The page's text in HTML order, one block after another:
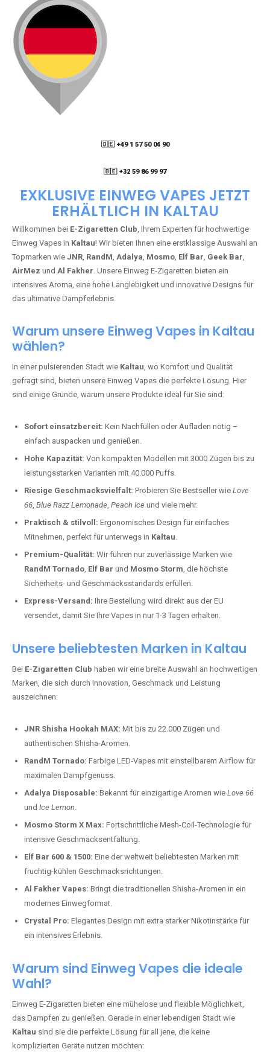
🇩🇪 +49 1 57 50 04 90
🇧🇪 +32 59 86 99 97
EXKLUSIVE EINWEG VAPES JETZT
ERHÄLTLICH IN KALTAU
Willkommen bei E-Zigaretten Club, Ihrem Experten für hochwertige
Einweg Vapes in Kaltau! Wir bieten Ihnen eine erstklassige Auswahl an
Topmarken wie JNR, RandM, Adalya, Mosmo, Elf Bar, Geek Bar,
AirMez und Al Fakher. Unsere Einweg E-Zigaretten bieten ein
intensives Aroma, eine hohe Langlebigkeit und innovative Designs für
das ultimative Dampferlebnis.
Warum unsere Einweg Vapes in Kaltau
wählen?
In einer pulsierenden Stadt wie Kaltau, wo Komfort und Qualität
gefragt sind, bieten unsere Einweg Vapes die perfekte Lösung. Hier
sind einige Gründe, warum unsere Produkte ideal für Sie sind:
Sofort einsatzbereit: Kein Nachfüllen oder Aufladen nötig –
einfach auspacken und genießen.
Hohe Kapazität: Von kompakten Modellen mit 3000 Zügen bis zu
leistungsstarken Varianten mit 40.000 Puffs.
Riesige Geschmacksvielfalt: Probieren Sie Bestseller wie Love
66, Blue Razz Lemonade, Peach Ice und viele mehr.
Praktisch & stilvoll: Ergonomisches Design für einfaches
Mitnehmen, perfekt für unterwegs in Kaltau.
Premium-Qualität: Wir führen nur zuverlässige Marken wie
RandM Tornado, Elf Bar und Mosmo Storm, die höchste
Sicherheits- und Geschmacksstandards erfüllen.
Express-Versand: Ihre Bestellung wird direkt aus der EU
versendet, damit Sie Ihre Vapes in nur 1-3 Tagen erhalten.
Unsere beliebtesten Marken in Kaltau
Bei E-Zigaretten Club haben wir eine breite Auswahl an hochwertigen
Marken, die sich durch Innovation, Geschmack und Leistung
auszeichnen:
JNR Shisha Hookah MAX: Mit bis zu 22.000 Zügen und
authentischen Shisha-Aromen.
RandM Tornado: Farbige LED-Vapes mit einstellbarem Airflow für
maximalen Dampfgenuss.
Adalya Disposable: Bekannt für einzigartige Aromen wie Love 66
und Ice Lemon.
Mosmo Storm X Max: Fortschrittliche Mesh-Coil-Technologie für
intensive Geschmacksentfaltung.
Elf Bar 600 & 1500: Eine der weltweit beliebtesten Marken mit
fruchtig-kühlen Geschmacksrichtungen.
Al Fakher Vapes: Bringt die traditionellen Shisha-Aromen in ein
modernes Einwegformat.
Crystal Pro: Elegantes Design mit extra starker Nikotinstärke für
ein intensives Erlebnis.
Warum sind Einweg Vapes die ideale
Wahl?
Einweg E-Zigaretten bieten eine mühelose und flexible Möglichkeit,
das Dampfen zu genießen. Gerade in einer lebendigen Stadt wie
Kaltau sind sie die perfekte Lösung für all jene, die keine
komplizierten Geräte nutzen möchten: